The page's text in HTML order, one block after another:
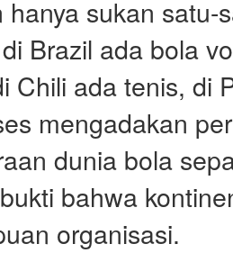
hanya sukan satu-
Brazil ada bola
Chili ada tenis, di
mengadakan
dunia bola
bahwa
organisasi.